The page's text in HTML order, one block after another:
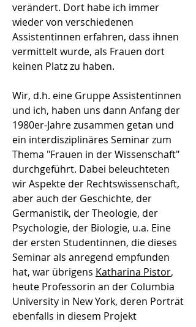
verändert. Dort habe ich immer
wieder von verschiedenen
Assistentinnen erfahren, dass ihnen
vermittelt wurde, als Frauen dort
keinen Platz zu haben.
Wir, d.h. eine Gruppe Assistentinnen
und ich, haben uns dann Anfang der
1980er-Jahre zusammen getan und
ein interdisziplinäres Seminar zum
Thema "Frauen in der Wissenschaft"
durchgeführt. Dabei beleuchteten
wir Aspekte der Rechtswissenschaft,
aber auch der Geschichte, der
Germanistik, der Theologie, der
Psychologie, der Biologie, u.a. Eine
der ersten Studentinnen, die dieses
Seminar als anregend empfunden
hat, war übrigens Katharina Pistor,
heute Professorin an der Columbia
University in New York, deren Porträt
ebenfalls in diesem Projekt